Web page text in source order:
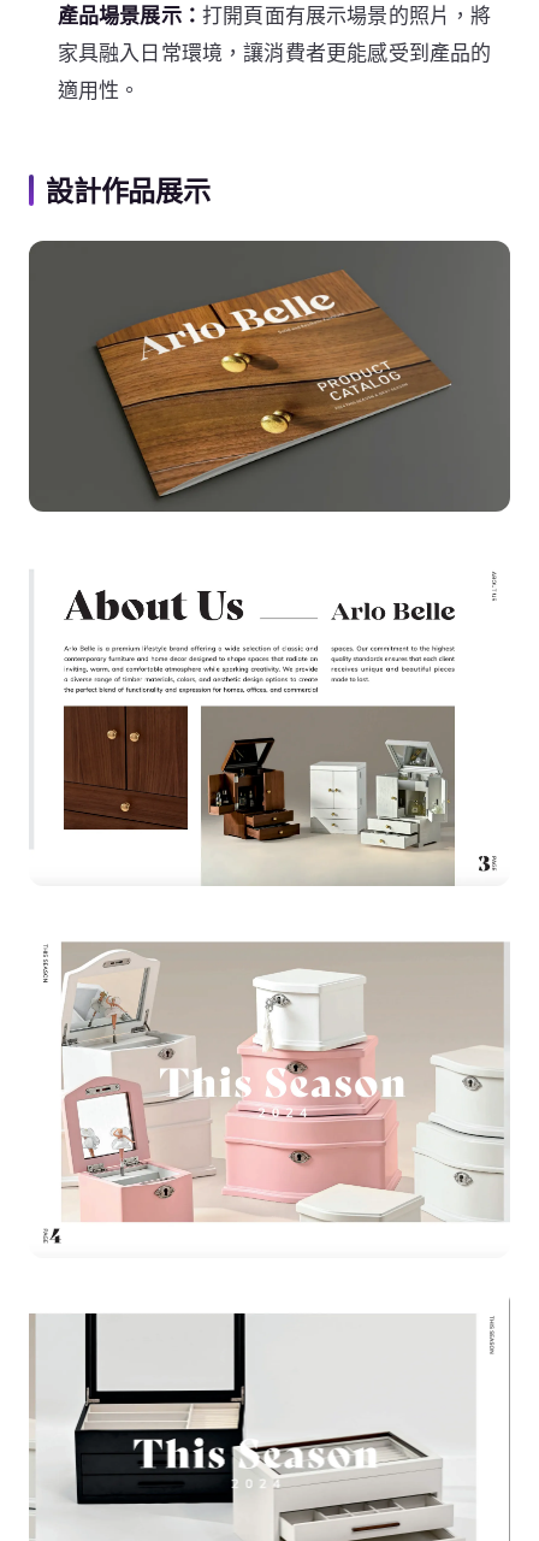
產品場景展示： 打開頁面有展示場景的照片，將
家具融入日常環境，讓消費者更能感受到產品的
適用性。
設計作品展示